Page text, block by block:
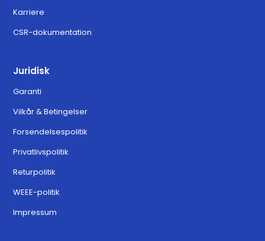
Karriere
CSR-dokumentation
Juridisk
Garanti
Vilkår & Betingelser
Forsendelsespolitik
Privatlivspolitik
Returpolitik
WEEE-politik
Impressum